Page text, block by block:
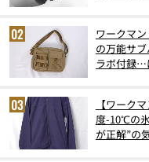
ワークマ
の万能サ
ラボ付録…
【ワーク
度-10℃の
が正解”の